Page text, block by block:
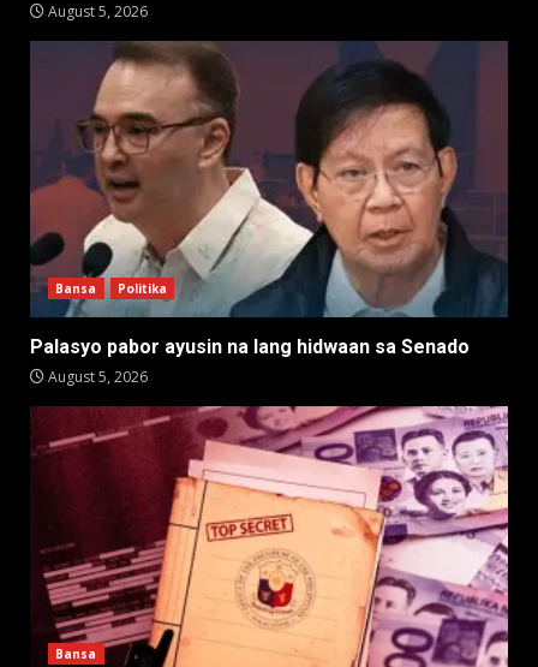
August 5, 2026
Bansa Politika
Palasyo pabor ayusin na lang hidwaan sa Senado
August 5, 2026
Bansa